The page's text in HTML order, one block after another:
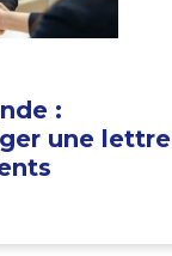
:
une lettre